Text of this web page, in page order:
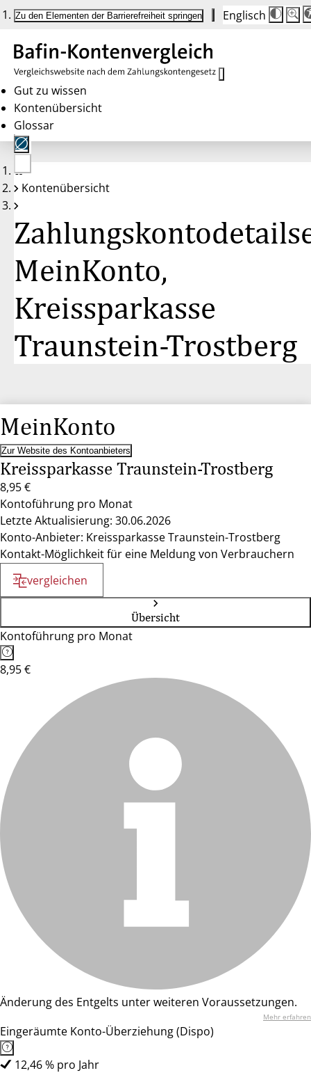
Zu den Elementen der Barrierefreiheit springen Englisch
Die
auf
100
100
Gut zu wissen
Kontenübersicht
Glossar
Keine
Konten
Kontenübersicht
MeinKonto,
Kreissparkasse
Traunstein-Trostberg
MeinKonto
Zur Website des Kontoanbieters
Kreissparkasse Traunstein-Trostberg
8,95 €
Kontoführung pro Monat
Letzte Aktualisierung: 30.06.2026
Konto-Anbieter: Kreissparkasse Traunstein-Trostberg
Kontakt-Möglichkeit für eine Meldung von Verbrauchern
vergleichen
Übersicht
Kontoführung pro Monat
8,95 €
Änderung des Entgelts unter weiteren Voraussetzungen.
Mehr erfahren
Eingeräumte Konto-Überziehung (Dispo)
12,46 % pro Jahr